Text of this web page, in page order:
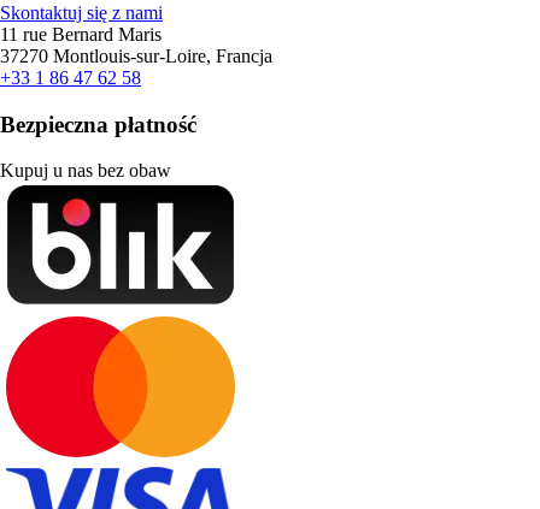
Skontaktuj się z nami
11 rue Bernard Maris
37270 Montlouis-sur-Loire, Francja
+33 1 86 47 62 58
Bezpieczna płatność
Kupuj u nas bez obaw